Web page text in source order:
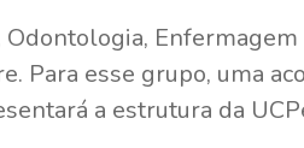
Para esse grupo, uma
a estrutura da